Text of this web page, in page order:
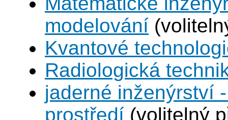
modelování
Kvantové
Radiologická
jaderné inženýrství
prostředí (volitelný